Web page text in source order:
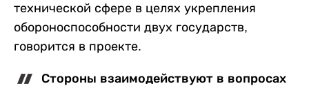
технической сфере в целях укрепления
обороноспособности двух государств,
говорится в проекте.
Стороны взаимодействуют в вопросах